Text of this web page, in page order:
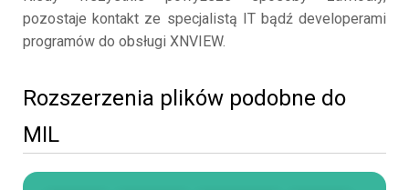
pozostaje kontakt ze specjalistą IT bądź developerami
programów do obsługi XNVIEW.
Rozszerzenia plików podobne do
MIL